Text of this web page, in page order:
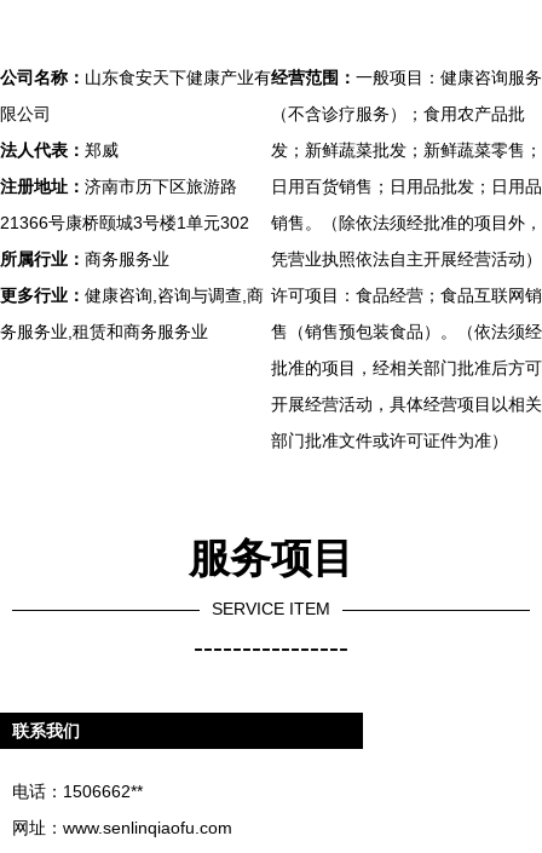
公司名称： 山东食安天下健康产业有
限公司
法人代表： 郑威
注册地址： 济南市历下区旅游路
21366号康桥颐城3号楼1单元302
所属行业： 商务服务业
更多行业： 健康咨询,咨询与调查,商
务服务业,租赁和商务服务业
经营范围： 一般项目：健康咨询服务
（不含诊疗服务）；食用农产品批
发；新鲜蔬菜批发；新鲜蔬菜零售；
日用百货销售；日用品批发；日用品
销售。（除依法须经批准的项目外，
凭营业执照依法自主开展经营活动）
许可项目：食品经营；食品互联网销
售（销售预包装食品）。（依法须经
批准的项目，经相关部门批准后方可
开展经营活动，具体经营项目以相关
部门批准文件或许可证件为准）
服务项目
SERVICE ITEM
----------------
联系我们
电话：1506662**
网址： www.senlinqiaofu.com